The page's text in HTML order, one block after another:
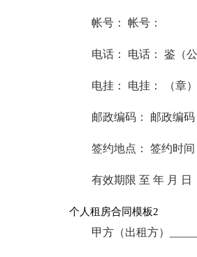
帐号： 帐号：
电话： 电话： 鉴（
电挂： 电挂： （章）
邮政编码： 邮政编码
签约地点： 签约时间
有效期限 至 年 月 日
个人租房合同模板2
甲方（出租方）______